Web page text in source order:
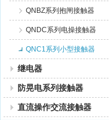
QNBZ系列抱闸接触器
QNDC系列电操接触器
QNC1系列小型接触器
继电器
防晃电系列接触器
直流操作交流接触器